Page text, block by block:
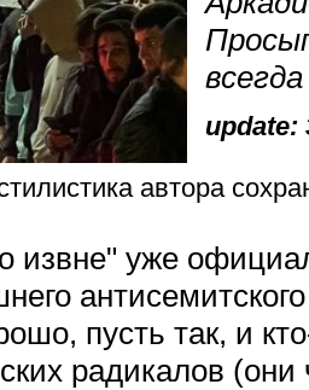
update:
автора
извне" уже
пусть так, и
радикалов (они